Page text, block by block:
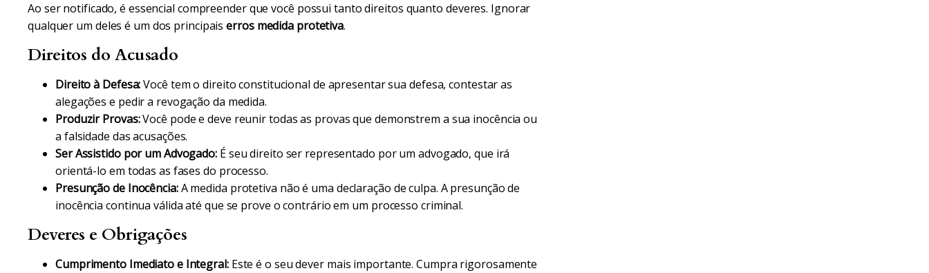
Ao ser notificado, é essencial compreender que você possui tanto direitos quanto deveres. Ignorar
qualquer um deles é um dos principaiserros medida protetiva.
Direitos do Acusado
Direito à Defesa:Você tem o direito constitucional de apresentar sua defesa, contestar as
alegações e pedir a revogação da medida.
Produzir Provas:Você pode e deve reunir todas as provas que demonstrem a sua inocência ou
a falsidade das acusações.
Ser Assistido por um Advogado: É seu direito ser representado por um advogado, que irá
orientá-lo em todas as fases do processo.
Presunção de Inocência:A medida protetiva não é uma declaração de culpa. A presunção de
inocência continua válida até que se prove o contrário em um processo criminal.
Deveres e Obrigações
Cumprimento Imediato e Integral:Este é o seu dever mais importante. Cumpra rigorosamente